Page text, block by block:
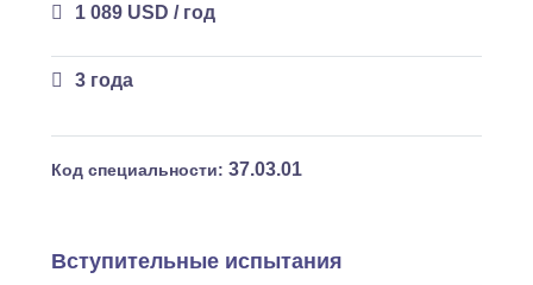
1 089 USD / год
3 года
Код специальности: 37.03.01
Вступительные испытания